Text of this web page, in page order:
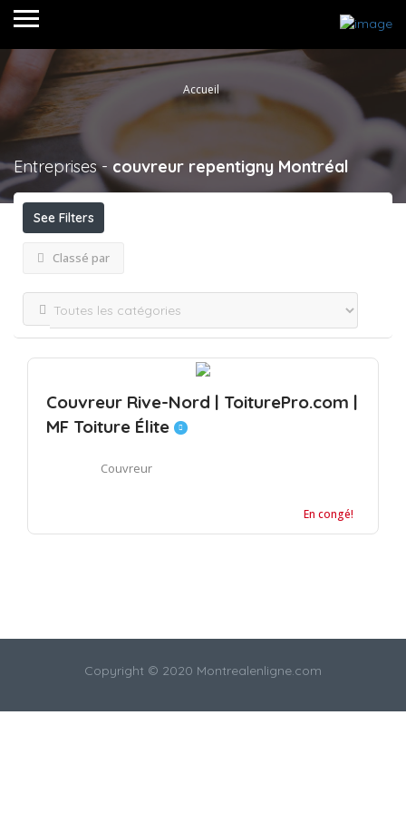
Accueil
Entreprises - couvreur repentigny Montréal
See Filters
Classé par
Couvreur Rive-Nord | ToiturePro.com |
MF Toiture Élite
Couvreur
En congé!
Copyright © 2020 Montrealenligne.com